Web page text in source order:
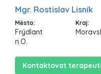
Mgr. Rostislav Lisník
Město:
Frýdlant
n.O.
Kraj:
Kontaktovat